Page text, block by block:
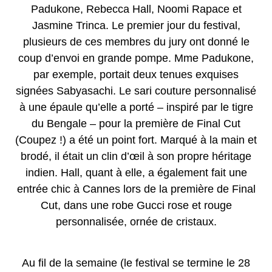
Padukone, Rebecca Hall, Noomi Rapace et
Jasmine Trinca. Le premier jour du festival,
plusieurs de ces membres du jury ont donné le
coup d’envoi en grande pompe. Mme Padukone,
par exemple, portait deux tenues exquises
signées Sabyasachi. Le sari couture personnalisé
à une épaule qu’elle a porté – inspiré par le tigre
du Bengale – pour la première de Final Cut
(Coupez !) a été un point fort. Marqué à la main et
brodé, il était un clin d’œil à son propre héritage
indien. Hall, quant à elle, a également fait une
entrée chic à Cannes lors de la première de Final
Cut, dans une robe Gucci rose et rouge
personnalisée, ornée de cristaux.
Au fil de la semaine (le festival se termine le 28